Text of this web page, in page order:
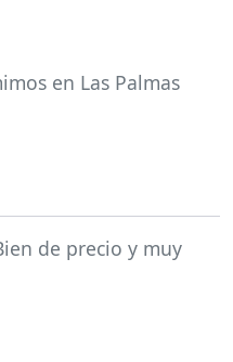
en Las Palmas
de precio y muy